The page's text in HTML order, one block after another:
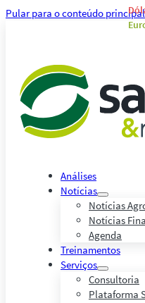
Pular para o conteúdo principal
Análises
Notícias
Notícias
Notícias
Agenda
Treinamentos
Serviços
Consultoria
Plataforma